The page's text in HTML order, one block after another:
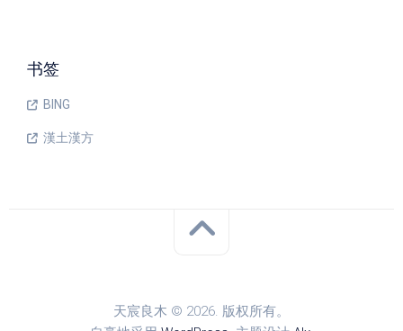
书签
BING
漢土漢方
天宸良木 © 2026. 版权所有。